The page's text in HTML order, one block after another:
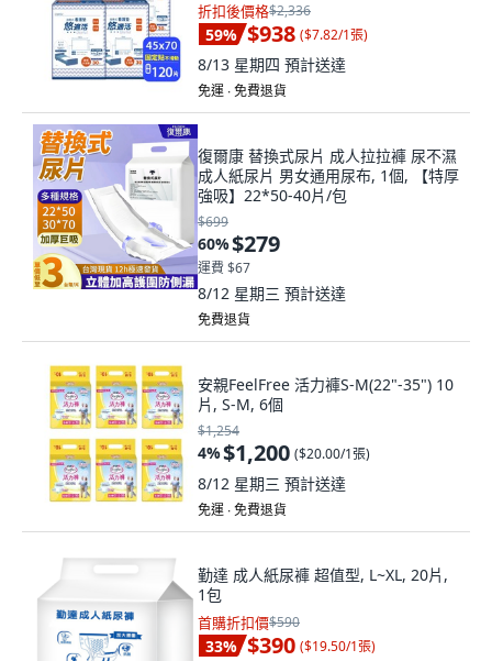
折扣後價格$2,336
59% $938 ($7.82/1張)
8/13 星期四 預計送達
免運 ∙ 免費退貨
復爾康 替換式尿片 成人拉拉褲 尿不濕
成人紙尿片 男女通用尿布, 1個, 【特厚
強吸】22*50-40片/包
$699
60%$279
運費 $67
8/12 星期三 預計送達
免費退貨
安親FeelFree 活力褲S-M(22"-35") 10
片, S-M, 6個
$1,254
4%$1,200 ($20.00/1張)
8/12 星期三 預計送達
免運 ∙ 免費退貨
勤達 成人紙尿褲 超值型, L~XL, 20片,
1包
首購折扣價$590
33% $390 ($19.50/1張)